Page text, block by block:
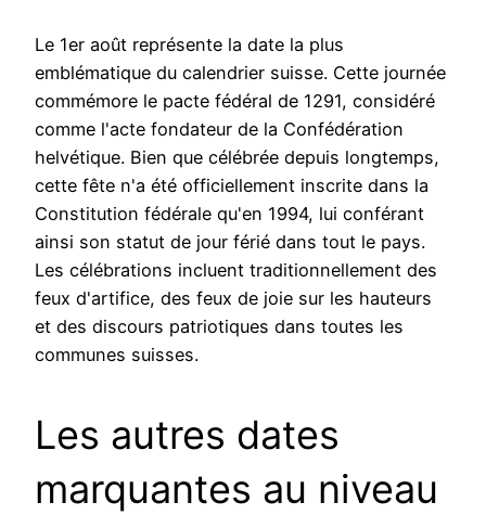
Le 1er août représente la date la plus
emblématique du calendrier suisse. Cette journée
commémore le pacte fédéral de 1291, considéré
comme l'acte fondateur de la Confédération
helvétique. Bien que célébrée depuis longtemps,
cette fête n'a été officiellement inscrite dans la
Constitution fédérale qu'en 1994, lui conférant
ainsi son statut de jour férié dans tout le pays.
Les célébrations incluent traditionnellement des
feux d'artifice, des feux de joie sur les hauteurs
et des discours patriotiques dans toutes les
communes suisses.
Les autres dates
marquantes au niveau